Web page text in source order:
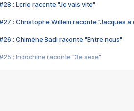
#28 : Lorie raconte "Je vais vite"
#27 : Christophe Willem raconte "Jacques a
#26 : Chimène Badi raconte "Entre nous"
#25 : Indochine raconte "3e sexe"